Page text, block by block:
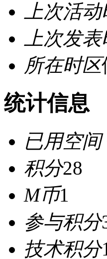
上次活
上次发
所在时区
统计信息
已用空间
积分28
M币1
参与积分
技术积分